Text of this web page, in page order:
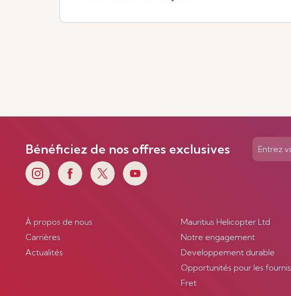
Bénéficiez de nos offres exclusives
À propos de nous
Carrières
Actualités
Mauritius Helicopter Ltd
Notre engagement
Developpement durable
Opportunités pour les
Fret